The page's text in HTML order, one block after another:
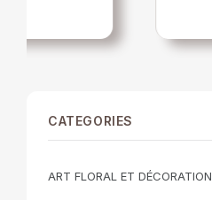
CATEGORIES
ART FLORAL ET DÉCORATION